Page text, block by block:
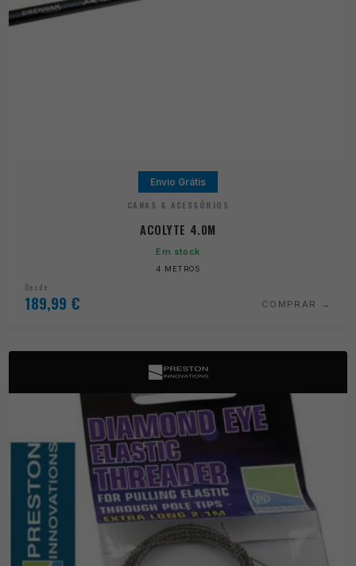
Envio Grátis
CANAS & ACESSÓRIOS
ACOLYTE 4.0M
Em stock
4 METROS
Desde
189,99 € COMPRAR